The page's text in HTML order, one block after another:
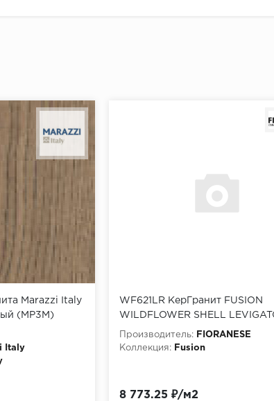
Marazzi Italy
(MP3M)
Italy
WF621LR КерГранит FUSION
WILDFLOWER SHELL
60,4x120,8 см
Производитель:
FIORANESE
Коллекция:
Fusion
8 773.25 ₽/м2